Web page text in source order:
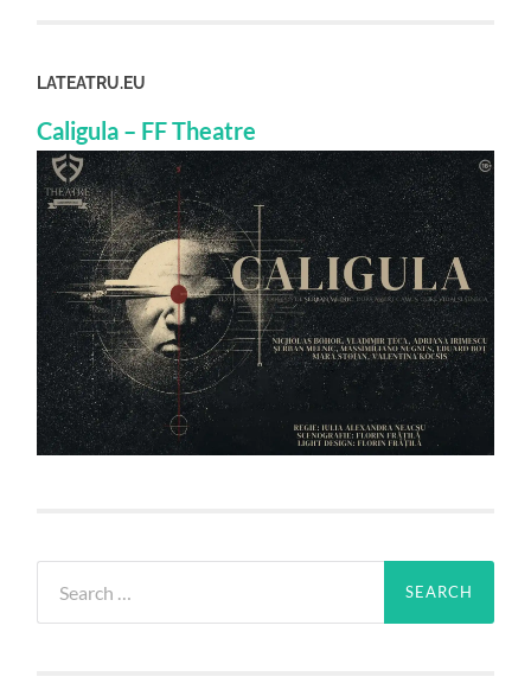
LATEATRU.EU
Caligula – FF Theatre
for: